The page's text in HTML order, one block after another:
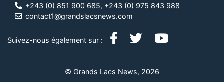
+243 (0) 851 900 685, +243 (0) 975 843 988
contact1@grandslacsnews.com
Suivez-nous également sur :
© Grands Lacs News, 2026